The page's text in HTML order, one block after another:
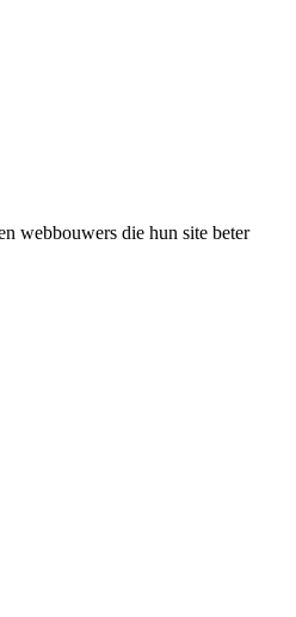
webbouwers die hun site beter